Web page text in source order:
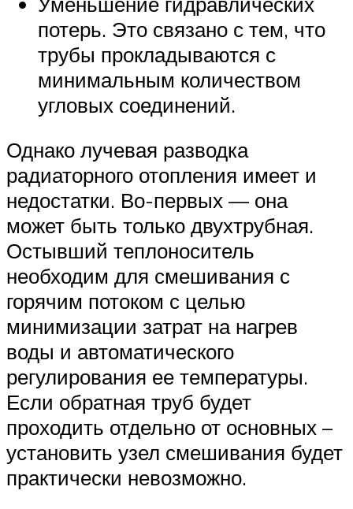
потерь. Это связано с тем, что
трубы прокладываются с
минимальным количеством
угловых соединений.
Однако лучевая разводка
радиаторного отопления имеет и
недостатки. Во-первых — она
может быть только двухтрубная.
Остывший теплоноситель
необходим для смешивания с
горячим потоком с целью
минимизации затрат на нагрев
воды и автоматического
регулирования ее температуры.
Если обратная труб будет
проходить отдельно от основных –
установить узел смешивания будет
практически невозможно.